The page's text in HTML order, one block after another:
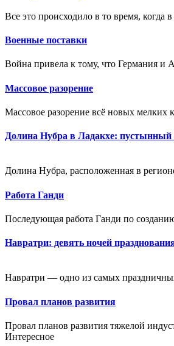
Все это происходило в то время, когда
Военные поставки
Война привела к тому, что Германия и
Массовое разорение
Массовое разорение всё новых мелких
Долина Нубра в Ладакхе: пустынный
Долина Нубра, расположенная в
Работа Ганди
Последующая работа Ганди по
Навратри: девять ночей
Навратри — одно из самых
Провал планов развития
Провал планов развития тяжелой
Интересное